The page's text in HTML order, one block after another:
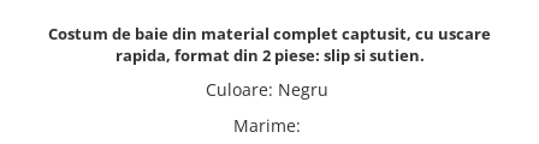
Costum de baie din material complet captusit, cu uscare
rapida, format din 2 piese: slip si sutien.
Culoare: Negru
Marime: